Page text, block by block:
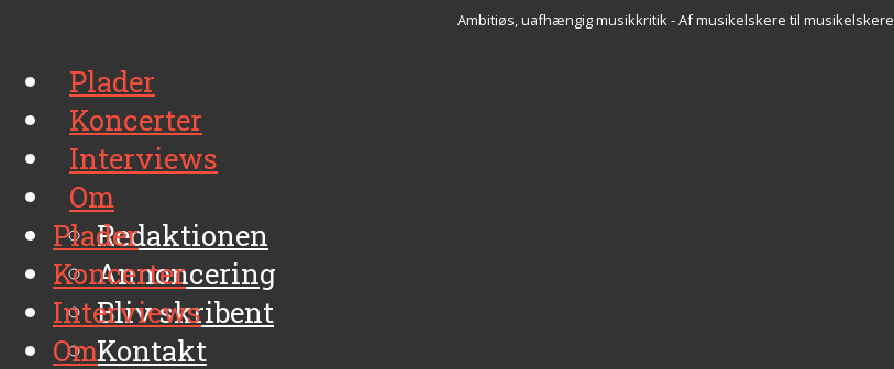
Ambitiøs, uafhængig musikkritik - Af musikelskere til musikelskere
Plader
Koncerter
Interviews
Om
Redaktionen
Annoncering
Bliv skribent
Kontakt
Plader
Koncerter
Interviews
Om